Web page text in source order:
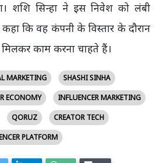
शशि सिन्हा ने इस निवेश को लंबी
कि वह कंपनी के विस्तार के दौरान
काम करना चाहते हैं।
MARKETING
SHASHI SINHA
ECONOMY
INFLUENCER MARKETING
QORUZ
CREATOR TECH
PLATFORM